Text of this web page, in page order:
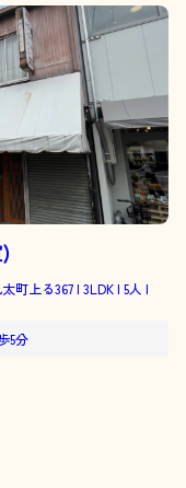
町上る367 | 3LDK | 5人 |
5分